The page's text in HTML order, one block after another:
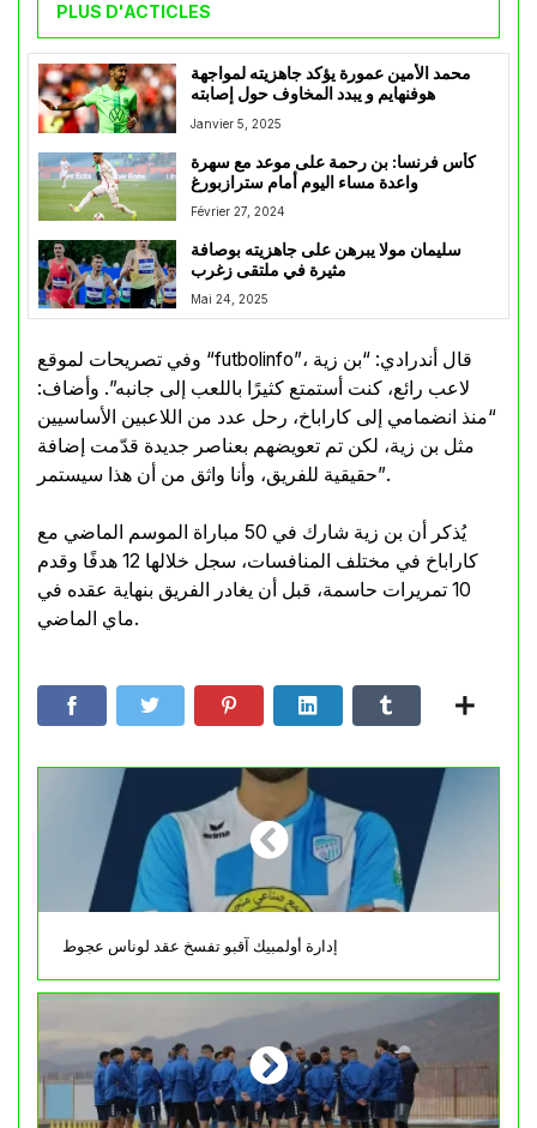
PLUS D'ACTICLES
محمد الأمين عمورة يؤكد جاهزيته لمواجهة
هوفنهايم و يبدد المخاوف حول إصابته
Janvier 5, 2025
كأس فرنسا: بن رحمة على موعد مع سهرة
واعدة مساء اليوم أمام سترازبورغ
Février 27, 2024
سليمان مولا يبرهن على جاهزيته بوصافة
مثيرة في ملتقى زغرب
Mai 24, 2025
وفي تصريحات لموقع “futbolinfo”، قال أندرادي: “بن زية
لاعب رائع، كنت أستمتع كثيرًا باللعب إلى جانبه”. وأضاف:
“منذ انضمامي إلى كاراباخ، رحل عدد من اللاعبين الأساسيين
مثل بن زية، لكن تم تعويضهم بعناصر جديدة قدّمت إضافة
حقيقية للفريق، وأنا واثق من أن هذا سيستمر”.
يُذكر أن بن زية شارك في 50 مباراة الموسم الماضي مع
كاراباخ في مختلف المنافسات، سجل خلالها 12 هدفًا وقدم
10 تمريرات حاسمة، قبل أن يغادر الفريق بنهاية عقده في
ماي الماضي.
إدارة أولمبيك آقبو تفسخ عقد لوناس عجوط